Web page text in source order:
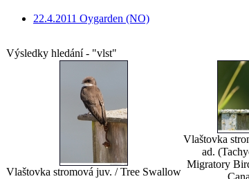
22.4.2011 Oygarden (NO)
Výsledky hledání - "vlst"
Vlaštovka stromová juv. / Tree Swallow
Vlaštovka
ad.
Migratory